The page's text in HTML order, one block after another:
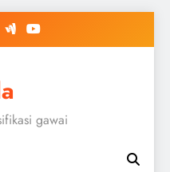
gawai